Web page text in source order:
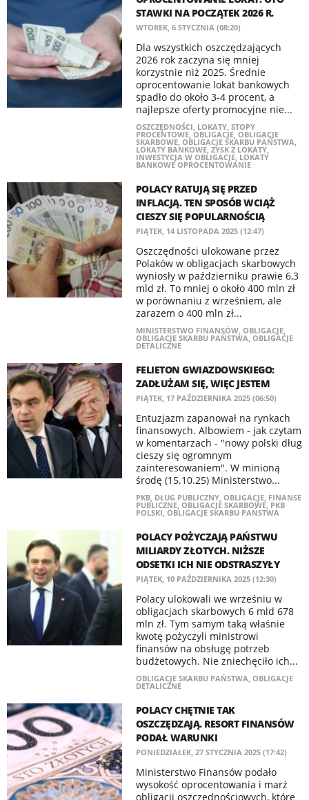
STAWKI NA POCZĄTEK 2026 R.
WTOREK, 6 STYCZNIA (08:20)
Dla wszystkich oszczędzających
2026 rok zaczyna się mniej
korzystnie niż 2025. Średnie
oprocentowanie lokat bankowych
spadło do około 3-4 procent, a
najlepsze oferty promocyjne nie...
OSZCZĘDNOŚCI, LOKATY, STOPY
PROCENTOWE, OBLIGACJE, OBLIGACJE
SKARBOWE, OBLIGACJE SKARBU PAŃSTWA,
LOKATY BANKOWE, ZYSK Z LOKATY,
INWESTYCJA W OBLIGACJE, LOKATY
BANKOWE OPROCENTOWANIE
POLACY RATUJĄ SIĘ PRZED
INFLACJĄ. TEN SPOSÓB WCIĄŻ
CIESZY SIĘ POPULARNOŚCIĄ
PIĄTEK, 14 LISTOPADA 2025 (12:47)
Oszczędności ulokowane przez
Polaków w obligacjach skarbowych
wyniosły w październiku prawie 6,3
mld zł. To mniej o około 400 mln zł
w porównaniu z wrześniem, ale
zarazem o 400 mln zł...
MINISTERSTWO FINANSÓW, OBLIGACJE,
OBLIGACJE SKARBU PAŃSTWA, OBLIGACJE
DETALICZNE
FELIETON GWIAZDOWSKIEGO:
ZADŁUŻAM SIĘ, WIĘC JESTEM
PIĄTEK, 17 PAŹDZIERNIKA 2025 (06:50)
Entuzjazm zapanował na rynkach
finansowych. Albowiem - jak czytam
w komentarzach - "nowy polski dług
cieszy się ogromnym
zainteresowaniem". W minioną
środę (15.10.25) Ministerstwo...
PKB, DŁUG PUBLICZNY, OBLIGACJE, FINANSE
PUBLICZNE, OBLIGACJE SKARBOWE, PKB
POLSKI, OBLIGACJE SKARBU PAŃSTWA
POLACY POŻYCZAJĄ PAŃSTWU
MILIARDY ZŁOTYCH. NIŻSZE
ODSETKI ICH NIE ODSTRASZYŁY
PIĄTEK, 10 PAŹDZIERNIKA 2025 (12:30)
Polacy ulokowali we wrześniu w
obligacjach skarbowych 6 mld 678
mln zł. Tym samym taką właśnie
kwotę pożyczyli ministrowi
finansów na obsługę potrzeb
budżetowych. Nie zniechęciło ich...
OBLIGACJE SKARBU PAŃSTWA, OBLIGACJE
DETALICZNE
POLACY CHĘTNIE TAK
OSZCZĘDZAJĄ. RESORT FINANSÓW
PODAŁ WARUNKI
PONIEDZIAŁEK, 27 STYCZNIA 2025 (17:42)
Ministerstwo Finansów podało
wysokość oprocentowania i marż
obligacji oszczędnościowych, które